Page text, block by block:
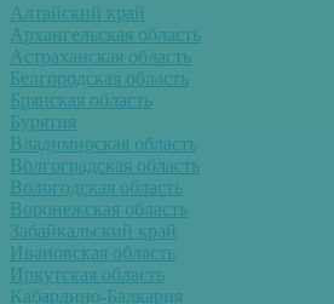
Алтайский край
Архангельская область
Астраханская область
Белгородская область
Брянская область
Бурятия
Владимирская область
Волгоградская область
Вологодская область
Воронежская область
Забайкальский край
Ивановская область
Иркутская область
Кабардино-Балкария